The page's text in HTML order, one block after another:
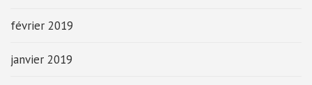
février 2019
janvier 2019